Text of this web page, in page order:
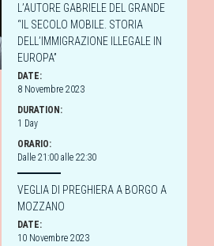
L’AUTORE GABRIELE DEL GRANDE
“IL SECOLO MOBILE. STORIA
DELL’IMMIGRAZIONE ILLEGALE IN
EUROPA”
DATE:
8 Novembre 2023
DURATION:
1 Day
ORARIO:
Dalle 21:00 alle 22:30
VEGLIA DI PREGHIERA A BORGO A
MOZZANO
DATE:
10 Novembre 2023